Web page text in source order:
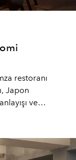
restoranı
Japon
ve